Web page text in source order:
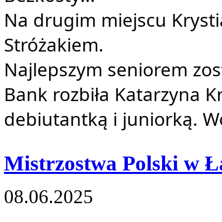
Na drugim miejscu
Stróżakiem.
Najlepszym seniorem
Bank rozbiła Katarzyna
debiutantką i juniorką.
Mistrzostwa Polski w
08.06.2025